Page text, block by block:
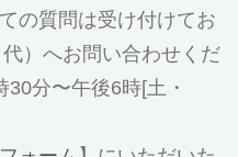
の質問は受け付けてお
）へお問い合わせくだ
分〜午後6時[土・